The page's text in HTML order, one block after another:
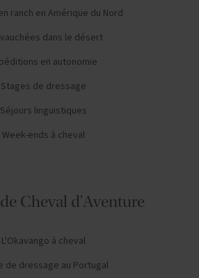
ranch en Amérique du Nord
dans le désert
en autonomie
Stages de dressage
Séjours linguistiques
Week-ends à cheval
Cheval d'Aventure
L'Okavango à cheval
de dressage au Portugal